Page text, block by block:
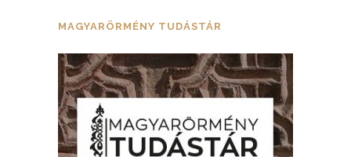
MAGYARÖRMÉNY TUDÁSTÁR